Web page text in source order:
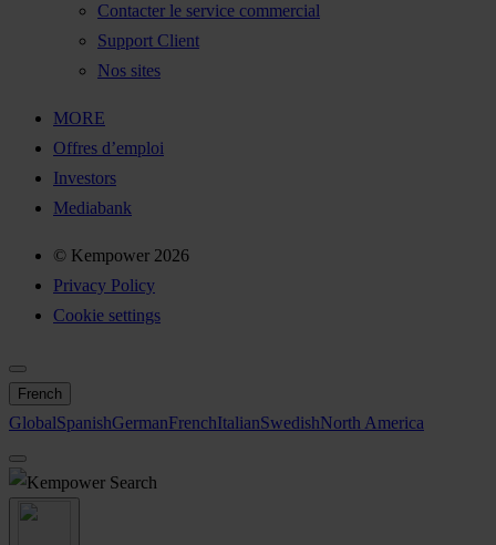
Contacter le service commercial
Support Client
Nos sites
MORE
Offres d’emploi
Investors
Mediabank
© Kempower 2026
Privacy Policy
Cookie settings
French
GlobalSpanishGermanFrenchItalianSwedishNorth America
Search